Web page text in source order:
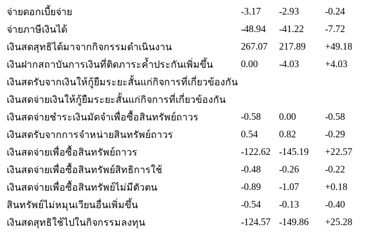
จ่ายดอกเบี้ยจ่าย
-3.17 -2.93
-0.24
จ่ายภาษีเงินได้
-48.94 -41.22
-7.72
เงินสดสุทธิได้มาจากกิจกรรมดำเนินงาน
267.07 217.89
+49.18
เงินฝากสถาบันการเงินที่ติดภาระค้ำประกันเพิ่มขึ้น
0.00 -4.03
+4.03
เงินสดรับจากเงินให้กู้ยืมระยะสั้นแก่กิจการที่เกี่ยวข้องกัน
เงินสดจ่ายเงินให้กู้ยืมระยะสั้นแก่กิจการที่เกี่ยวข้องกัน
เงินสดจ่ายชำระเงินมัดจำเพื่อซื้อสินทรัพย์ถาวร
-0.58 0.00
-0.58
เงินสดรับจากการจำหน่ายสินทรัพย์ถาวร
0.54 0.82
-0.29
เงินสดจ่ายเพื่อซื้อสินทรัพย์ถาวร
-122.62 -145.19
+22.57
เงินสดจ่ายเพื่อซื้อสินทรัพย์สิทธิการใช้
-0.48 -0.26
-0.22
เงินสดจ่ายเพื่อซื้อสินทรัพย์ไม่มีตัวตน
-0.89 -1.07
+0.18
สินทรัพย์ไม่หมุนเวียนอื่นเพิ่มขึ้น
-0.54 -0.13
-0.40
เงินสดสุทธิใช้ไปในกิจกรรมลงทุน
-124.57 -149.86
+25.28